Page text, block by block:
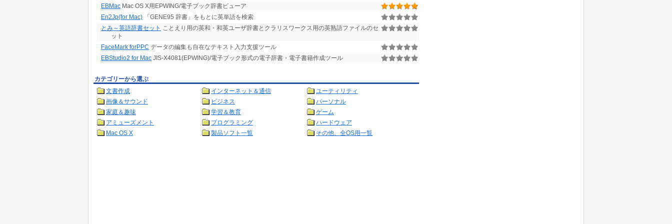
EBMac Mac OS X用EPWING/電子ブック辞書ビューア
En2Jp(for Mac) 「GENE95 辞書」をもとに英単語を検索
とみ～英語辞書セット
ことえり用の英和・和英ユーザ辞書とクラリスワークス用の英熟語ファイルのセ
ット
FaceMark forPPC データの編集も自在なテキスト入力支援ツール
EBStudio2 for Mac JIS-X4081(EPWING)/電子ブック形式の電子辞書・電子書籍作成ツール
カテゴリーから選ぶ
文書作成
インターネット＆通信
ユーティリティ
画像＆サウンド
ビジネス
パーソナル
家庭＆趣味
学習＆教育
ゲーム
アミューズメント
プログラミング
ハードウェア
Mac OS X
製品ソフト一覧 その他、全OS用一覧